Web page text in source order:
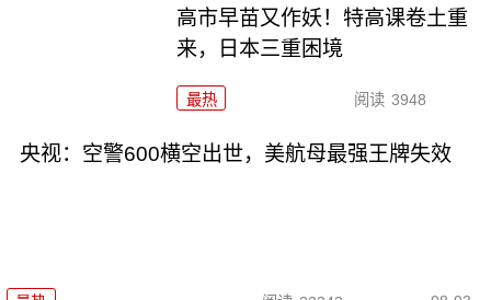
高市早苗又作妖！特高课卷土重
来，日本三重困境
最热 阅读 3948
央视：空警600横空出世，美航母最强王牌失效